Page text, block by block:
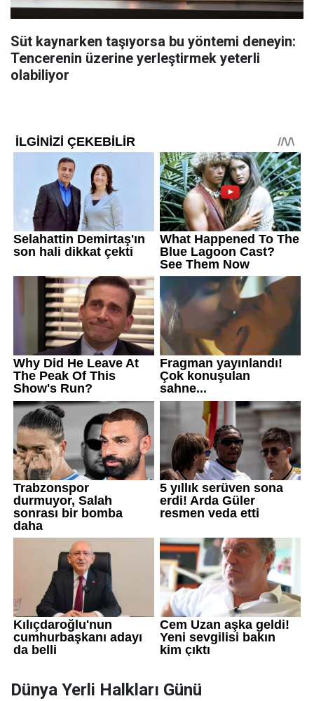
Süt kaynarken taşıyorsa bu yöntemi deneyin:
Tencerenin üzerine yerleştirmek yeterli
olabiliyor
Dünya Yerli Halkları Günü